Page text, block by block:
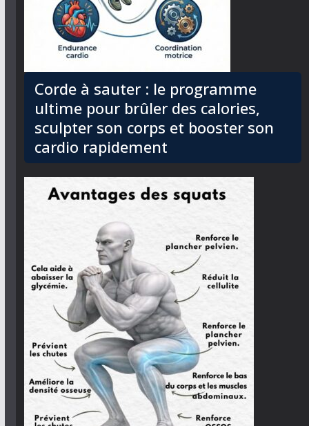
Corde à sauter : le programme
ultime pour brûler des calories,
sculpter son corps et booster son
cardio rapidement